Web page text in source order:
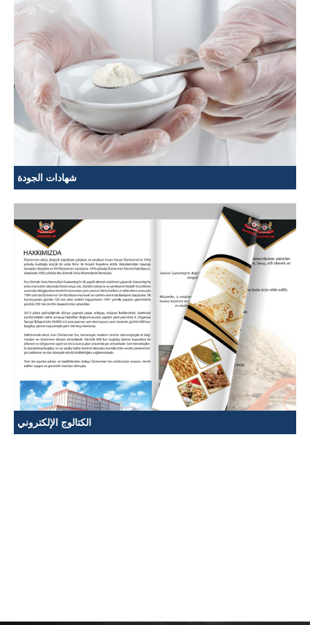
شهادات الجودة
الكتالوج الإلكتروني